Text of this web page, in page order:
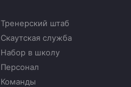
Тренерский штаб
Скаутская служба
Набор в школу
Персонал
Команды